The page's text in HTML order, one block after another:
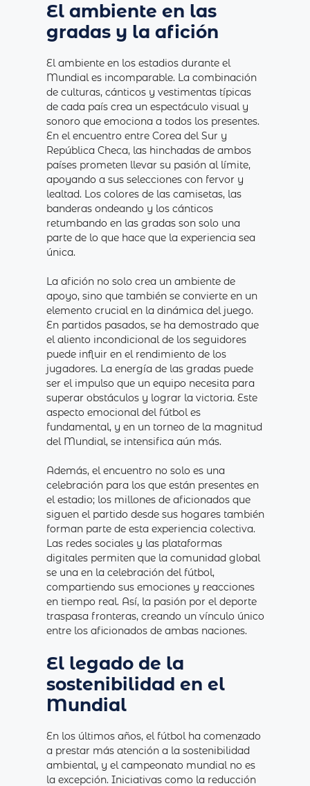
El ambiente en las
gradas y la afición
El ambiente en los estadios durante el
Mundial es incomparable. La combinación
de culturas, cánticos y vestimentas típicas
de cada país crea un espectáculo visual y
sonoro que emociona a todos los presentes.
En el encuentro entre Corea del Sur y
República Checa, las hinchadas de ambos
países prometen llevar su pasión al límite,
apoyando a sus selecciones con fervor y
lealtad. Los colores de las camisetas, las
banderas ondeando y los cánticos
retumbando en las gradas son solo una
parte de lo que hace que la experiencia sea
única.
La afición no solo crea un ambiente de
apoyo, sino que también se convierte en un
elemento crucial en la dinámica del juego.
En partidos pasados, se ha demostrado que
el aliento incondicional de los seguidores
puede influir en el rendimiento de los
jugadores. La energía de las gradas puede
ser el impulso que un equipo necesita para
superar obstáculos y lograr la victoria. Este
aspecto emocional del fútbol es
fundamental, y en un torneo de la magnitud
del Mundial, se intensifica aún más.
Además, el encuentro no solo es una
celebración para los que están presentes en
el estadio; los millones de aficionados que
siguen el partido desde sus hogares también
forman parte de esta experiencia colectiva.
Las redes sociales y las plataformas
digitales permiten que la comunidad global
se una en la celebración del fútbol,
compartiendo sus emociones y reacciones
en tiempo real. Así, la pasión por el deporte
traspasa fronteras, creando un vínculo único
entre los aficionados de ambas naciones.
El legado de la
sostenibilidad en el
Mundial
En los últimos años, el fútbol ha comenzado
a prestar más atención a la sostenibilidad
ambiental, y el campeonato mundial no es
la excepción. Iniciativas como la reducción